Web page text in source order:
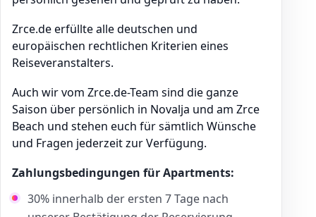
Zrce.de erfüllte alle deutschen und
europäischen rechtlichen Kriterien eines
Reiseveranstalters.
Auch wir vom Zrce.de-Team sind die ganze
Saison über persönlich in Novalja und am Zrce
Beach und stehen euch für sämtlich Wünsche
und Fragen jederzeit zur Verfügung.
Zahlungsbedingungen für Apartments:
30% innerhalb der ersten 7 Tage nach